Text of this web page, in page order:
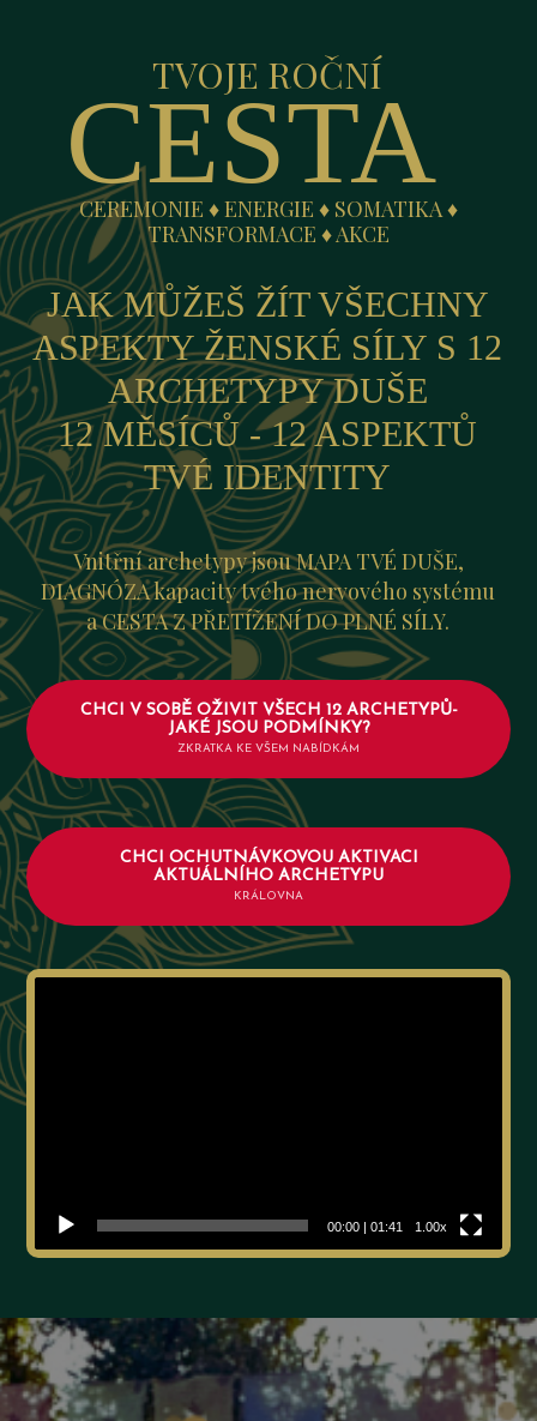
TVOJE ROČNÍ
CESTA
CEREMONIE ♦ ENERGIE ♦ SOMATIKA ♦
TRANSFORMACE ♦ AKCE
JAK MŮŽEŠ ŽÍT VŠECHNY
ASPEKTY ŽENSKÉ SÍLY S 12
ARCHETYPY DUŠE
12 MĚSÍCŮ - 12 ASPEKTŮ
TVÉ IDENTITY
Vnitřní archetypy jsou MAPA TVÉ DUŠE,
DIAGNÓZA kapacity tvého nervového systému
a CESTA Z PŘETÍŽENÍ DO PLNÉ SÍLY.
CHCI V SOBĚ OŽIVIT VŠECH 12 ARCHETYPŮ-
JAKÉ JSOU PODMÍNKY?
ZKRATKA KE VŠEM NABÍDKÁM
CHCI OCHUTNÁVKOVOU AKTIVACI
AKTUÁLNÍHO ARCHETYPU
KRÁLOVNA
00:00| 01:41 1.00x